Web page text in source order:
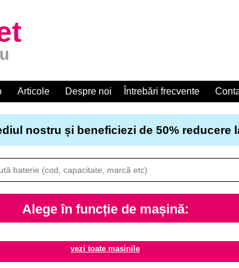
Articole Despre noi Întrebări frecvente
nostru și beneficiezi de 50% reducere
Alege în funcție de mașină:
vezi toate masinile